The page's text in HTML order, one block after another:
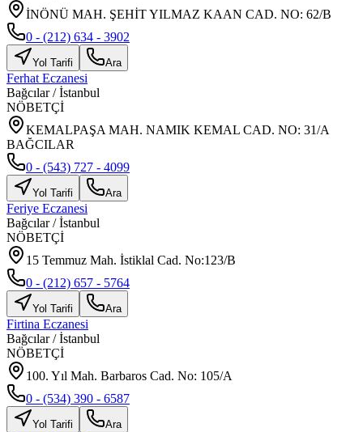
İNÖNÜ MAH. ŞEHİT YILMAZ KAAN CAD. NO: 62/B
0 - (212) 634 - 3902
Yol Tarifi Ara
Ferhat Eczanesi
Bağcılar/İstanbul
NÖBETÇİ
KEMALPAŞA MAH. NAMIK KEMAL CAD. NO: 31/A
BAĞCILAR
0 - (543) 727 - 4099
Yol Tarifi Ara
Feriye Eczanesi
Bağcılar/İstanbul
NÖBETÇİ
15 Temmuz Mah. İstiklal Cad. No:123/B
0 - (212) 657 - 5764
Yol Tarifi Ara
Firtina Eczanesi
Bağcılar/İstanbul
NÖBETÇİ
100. Yıl Mah. Barbaros Cad. No: 105/A
0 - (534) 390 - 6587
Yol Tarifi Ara